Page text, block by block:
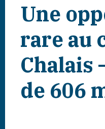
Une
rare au
Chalais
de 606